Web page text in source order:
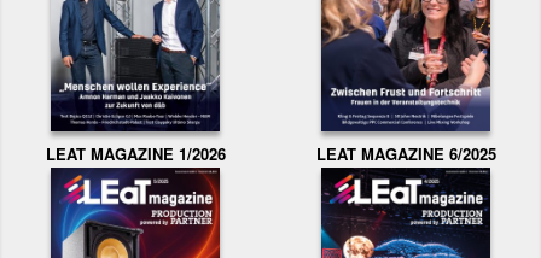
LEAT MAGAZINE 1/2026 LEAT MAGAZINE 6/2025